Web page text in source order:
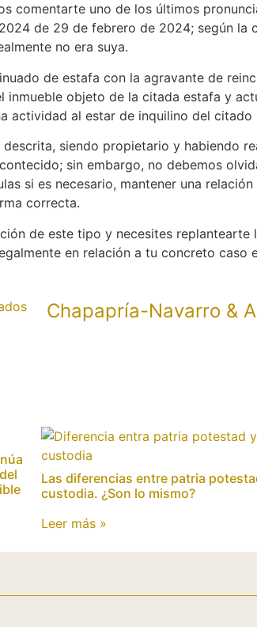
comentarte uno de los últimos
de 29 de febrero de 2024; según
no era suya.
de estafa con la agravante de
inmueble objeto de la citada estafa y
actividad al estar de inquilino del citado
siendo propietario y habiendo
sin embargo, no debemos
si es necesario, mantener una
correcta.
de este tipo y necesites
en relación a tu concreto caso
Chapapría-Navarro &
Las diferencias entre patria
custodia. ¿Son lo mismo?
Leer más »